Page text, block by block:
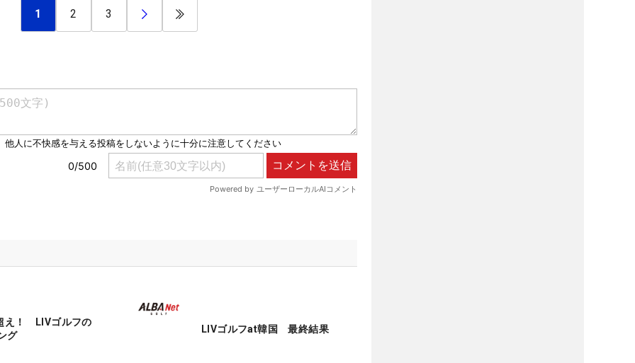
1 2 3
え！ LIVゴルフの
グ
LIVゴルフat韓国 最終結果